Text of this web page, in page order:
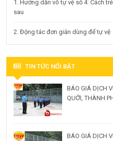
1. Hướng dẫn võ tự vệ số 4: Cách
sau
2. Động tác đơn giản dùng để tự vệ
TIN TỨC NỔI BẬT
BÁO GIÁ DỊCH
QUỚI, THÀNH
BÁO GIÁ DỊCH